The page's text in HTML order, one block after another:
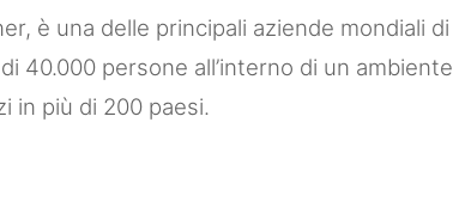
è una delle principali aziende mondiali di
40.000 persone all’interno di un ambiente
in più di 200 paesi.